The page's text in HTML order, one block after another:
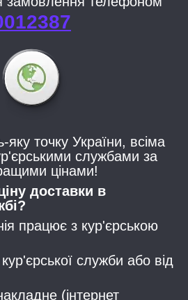
яку точку України, всіма
службами за
цінами!
доставки в
працює з кур'єрською
служби або від
(інтернет